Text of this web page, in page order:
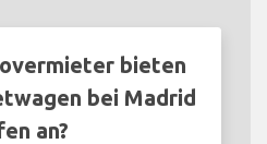
bieten
bei Madrid
an?